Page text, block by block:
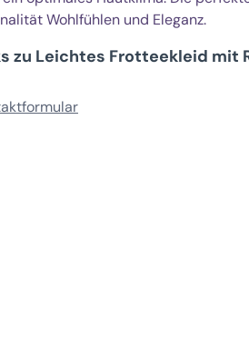
Wohlfühlen und Eleganz.
zu Leichtes Frotteekleid mit